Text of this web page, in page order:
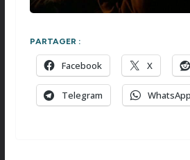
PARTAGER :
Facebook X
Telegram WhatsApp